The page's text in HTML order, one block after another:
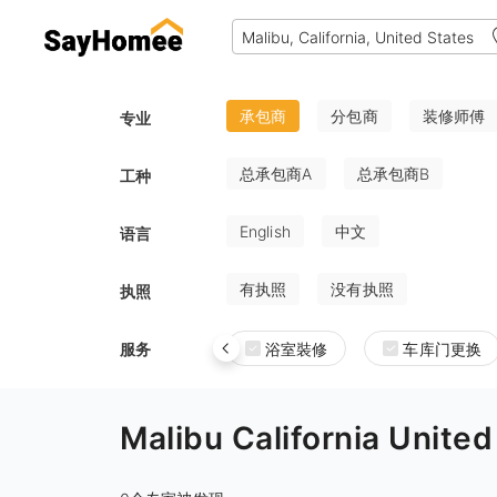
专业 承包商 分包商 装修师傅
工种 总承包商A 总承包商B
语言 English 中文
执照 有执照 没有执照
服务 浴室裝修 车库门更换
Malibu California United